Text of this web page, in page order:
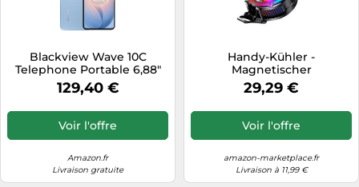
Blackview Wave 10C
Telephone Portable 6,88"
HD+, Smartphone Android
16, 16+32Go (ext 1To), Double
Face ID/GPS/OTG,
Compatible Orange, SFR,
Bleu
129,40 €
Voir l'offre
Amazon.fr
Livraison gratuite
Handy-Kühler -
Magnetischer
Halbleiterkühler| Handy
Kühler | Halbleiter-Kühlers
Temperaturregelung -
HandyKühlzubehör Für
Live-Streaming Und Spiele
29,29 €
Voir l'offre
amazon-marketplace.fr
Livraison à 11,99 €